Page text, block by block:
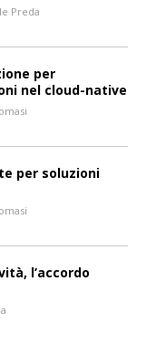
Preda
per
nel cloud-native
per soluzioni
l’accordo